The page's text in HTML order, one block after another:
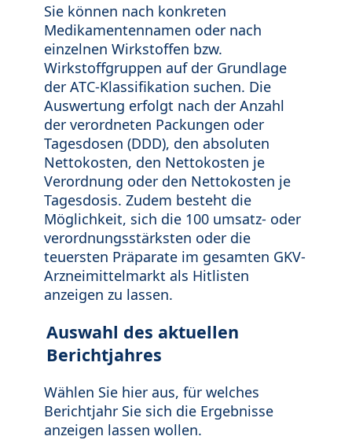
Sie können nach konkreten
Medikamentennamen oder nach
einzelnen Wirkstoffen bzw.
Wirkstoffgruppen auf der Grundlage
der ATC-Klassifikation suchen. Die
Auswertung erfolgt nach der Anzahl
der verordneten Packungen oder
Tagesdosen (DDD), den absoluten
Nettokosten, den Nettokosten je
Verordnung oder den Nettokosten je
Tagesdosis. Zudem besteht die
Möglichkeit, sich die 100 umsatz- oder
verordnungsstärksten oder die
teuersten Präparate im gesamten GKV-
Arzneimittelmarkt als Hitlisten
anzeigen zu lassen.
Auswahl des aktuellen
Berichtjahres
Wählen Sie hier aus, für welches
Berichtjahr Sie sich die Ergebnisse
anzeigen lassen wollen.